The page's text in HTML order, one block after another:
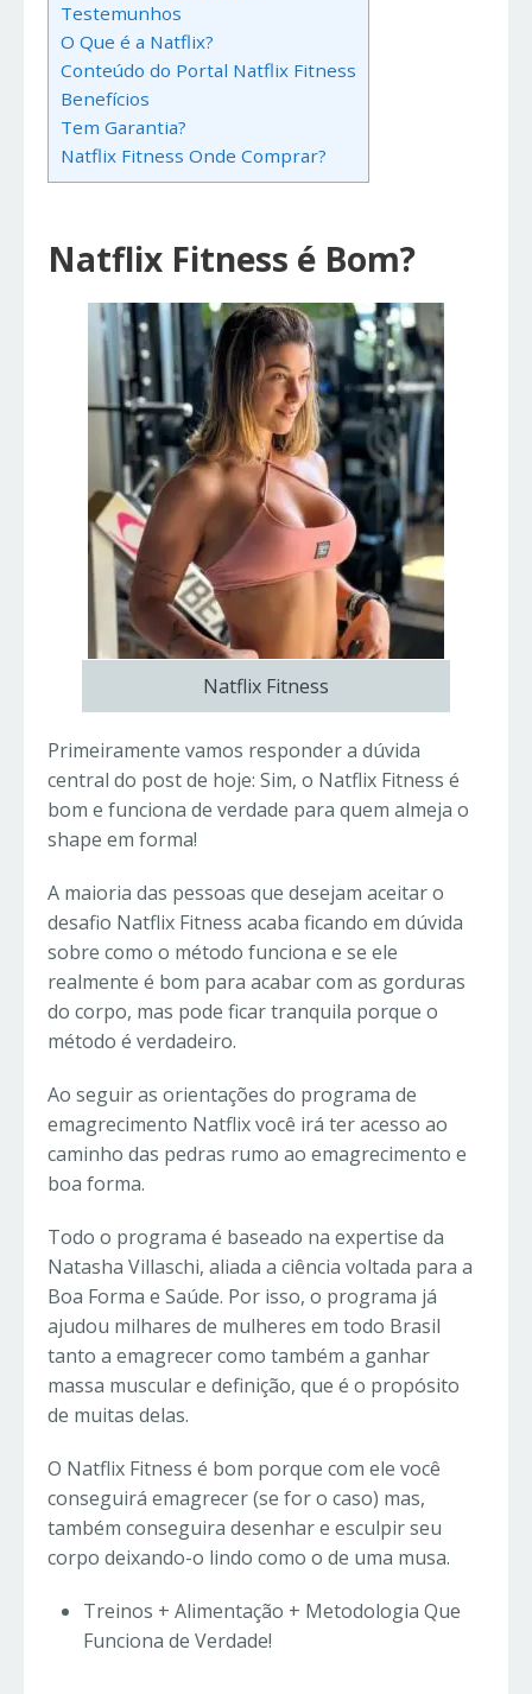
Testemunhos
O Que é a Natflix?
Conteúdo do Portal Natflix Fitness
Benefícios
Tem Garantia?
Natflix Fitness Onde Comprar?
Natflix Fitness é Bom?
Natflix Fitness
Primeiramente vamos responder a dúvida
central do post de hoje: Sim, o Natflix Fitness é
bom e funciona de verdade para quem almeja o
shape em forma!
A maioria das pessoas que desejam aceitar o
desafio Natflix Fitness acaba ficando em dúvida
sobre como o método funciona e se ele
realmente é bom para acabar com as gorduras
do corpo, mas pode ficar tranquila porque o
método é verdadeiro.
Ao seguir as orientações do programa de
emagrecimento Natflix você irá ter acesso ao
caminho das pedras rumo ao emagrecimento e
boa forma.
Todo o programa é baseado na expertise da
Natasha Villaschi, aliada a ciência voltada para a
Boa Forma e Saúde. Por isso, o programa já
ajudou milhares de mulheres em todo Brasil
tanto a emagrecer como também a ganhar
massa muscular e definição, que é o propósito
de muitas delas.
O Natflix Fitness é bom porque com ele você
conseguirá emagrecer (se for o caso) mas,
também conseguira desenhar e esculpir seu
corpo deixando-o lindo como o de uma musa.
Treinos + Alimentação + Metodologia Que
Funciona de Verdade!